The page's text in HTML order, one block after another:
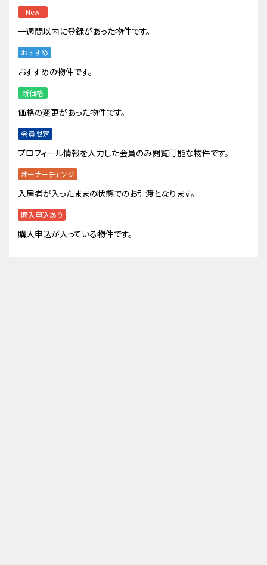
New
一週間以内に登録があった物件です。
おすすめ
おすすめの物件です。
新価格
価格の変更があった物件です。
会員限定
プロフィール情報を入力した会員のみ閲覧可能な物件です。
オーナーチェンジ
入居者が入ったままの状態でのお引渡となります。
購入申込あり
購入申込が入っている物件です。